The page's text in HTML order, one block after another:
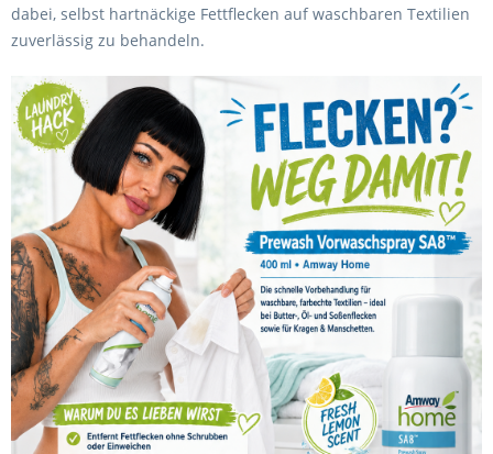
dabei, selbst hartnäckige Fettflecken auf waschbaren Textilien
zuverlässig zu behandeln.